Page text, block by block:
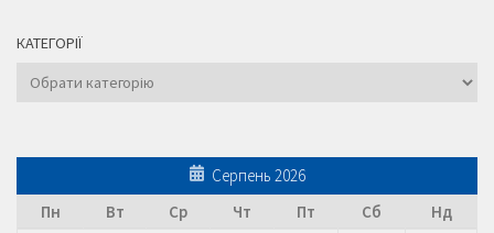
КАТЕГОРІЇ
Категорії
Серпень 2026
Пн
Вт Ср Чт Пт Сб
Нд